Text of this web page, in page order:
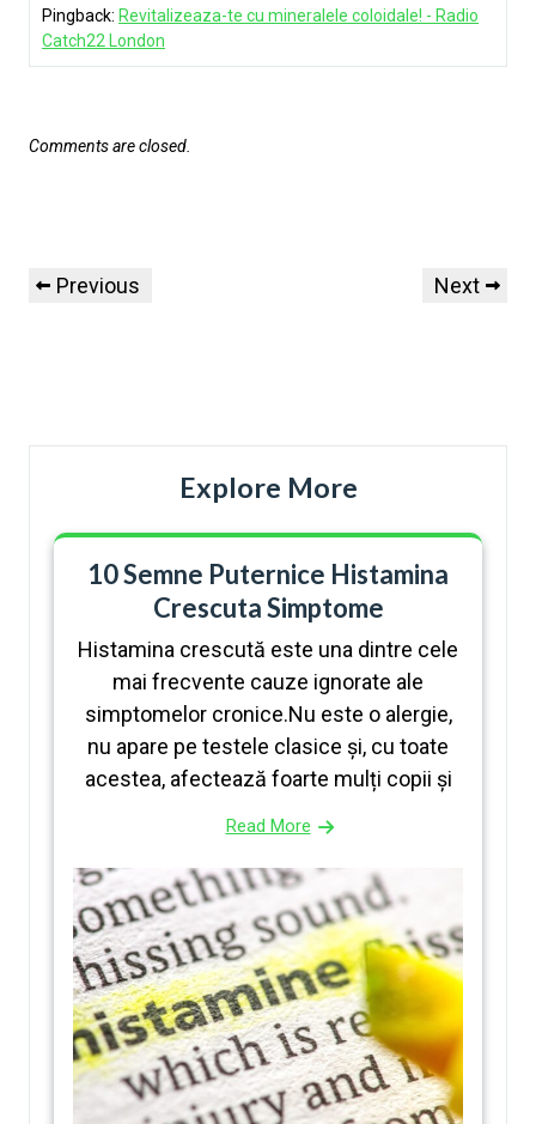
Pingback: Revitalizeaza-te cu mineralele coloidale! - Radio
Catch22 London
Comments are closed.
Previous Next
Explore More
10 Semne Puternice Histamina
Crescuta Simptome
Histamina crescută este una dintre cele
mai frecvente cauze ignorate ale
simptomelor cronice.Nu este o alergie,
nu apare pe testele clasice și, cu toate
acestea, afectează foarte mulți copii și
Read More